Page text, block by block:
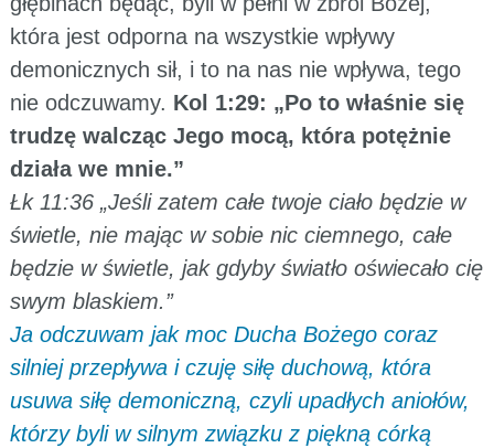
która jest odporna na wszystkie wpływy
demonicznych sił, i to na nas nie wpływa, tego
nie odczuwamy. Kol 1:29: „Po to właśnie się
trudzę walcząc Jego mocą, która potężnie
działa we mnie.”
Łk 11:36 „Jeśli zatem całe twoje ciało będzie w
świetle, nie mając w sobie nic ciemnego, całe
będzie w świetle, jak gdyby światło oświecało cię
swym blaskiem.”
Ja odczuwam jak moc Ducha Bożego coraz
silniej przepływa i czuję siłę duchową, która
usuwa siłę demoniczną, czyli upadłych aniołów,
którzy byli w silnym związku z piękną córką